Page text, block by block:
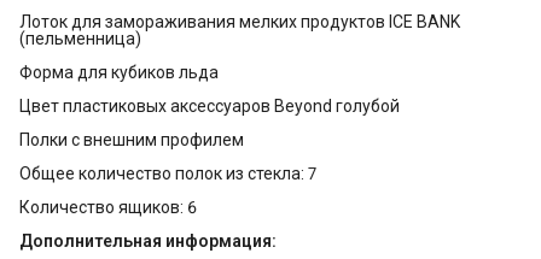
Лоток для замораживания мелких продуктов ICE BANK
(пельменница)
Форма для кубиков льда
Цвет пластиковых аксессуаров Beyond голубой
Полки с внешним профилем
Общее количество полок из стекла: 7
Количество ящиков: 6
Дополнительная информация: